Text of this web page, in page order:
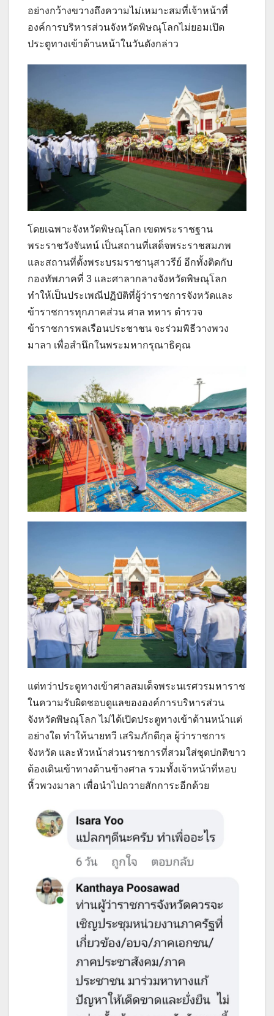
อย่างกว้างขวางถึงความไม่เหมาะสมที่เจ้าหน้าที่
องค์การบริหารส่วนจังหวัดพิษณุโลกไม่ยอมเปิด
ประตูทางเข้าด้านหน้าในวันดังกล่าว
โดยเฉพาะจังหวัดพิษณุโลก เขตพระราชฐาน
พระราชวังจันทน์ เป็นสถานที่เสด็จพระราชสมภพ
และสถานที่ตั้งพระบรมราชานุสาวรีย์ อีกทั้งติดกับ
กองทัพภาคที่ 3 และศาลากลางจังหวัดพิษณุโลก
ทำให้เป็นประเพณีปฏิบัติที่ผู้ว่าราชการจังหวัดและ
ข้าราชการทุกภาคส่วน ศาล ทหาร ตำรวจ
ข้าราชการพลเรือนประชาชน จะร่วมพิธีวางพวง
มาลา เพื่อสำนึกในพระมหากรุณาธิคุณ
แต่ทว่าประตูทางเข้าศาลสมเด็จพระนเรศวรมหาราช
ในความรับผิดชอบดูแลขององค์การบริหารส่วน
จังหวัดพิษณุโลก ไม่ได้เปิดประตูทางเข้าด้านหน้าแต่
อย่างใด ทำให้นายทวี เสริมภักดีกุล ผู้ว่าราชการ
จังหวัด และหัวหน้าส่วนราชการที่สวมใส่ชุดปกติขาว
ต้องเดินเข้าทางด้านข้างศาล รวมทั้งเจ้าหน้าที่หอบ
หิ้วพวงมาลา เพื่อนำไปถวายสักการะอีกด้วย